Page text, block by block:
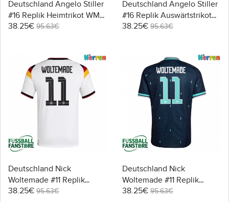
Deutschland Angelo Stiller
#16 Replik Heimtrikot WM
2026 Kurzarm
38.25€ 95.63€
Deutschland Angelo Stiller
#16 Replik Auswärtstrikot
WM 2026 Kurzarm
38.25€ 95.63€
Deutschland Nick
Woltemade #11 Replik
Heimtrikot WM 2026
38.25€ 95.63€
Deutschland Nick
Woltemade #11 Replik
Auswärtstrikot WM 2026
38.25€ 95.63€